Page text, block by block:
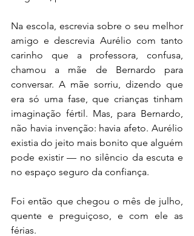
Na escola, escrevia sobre o seu melhor
amigo e descrevia Aurélio com tanto
carinho que a professora, confusa,
chamou a mãe de Bernardo para
conversar. A mãe sorriu, dizendo que
era só uma fase, que crianças tinham
imaginação fértil. Mas, para Bernardo,
não havia invenção: havia afeto. Aurélio
existia do jeito mais bonito que alguém
pode existir — no silêncio da escuta e
no espaço seguro da confiança.
Foi então que chegou o mês de julho,
quente e preguiçoso, e com ele as
férias.